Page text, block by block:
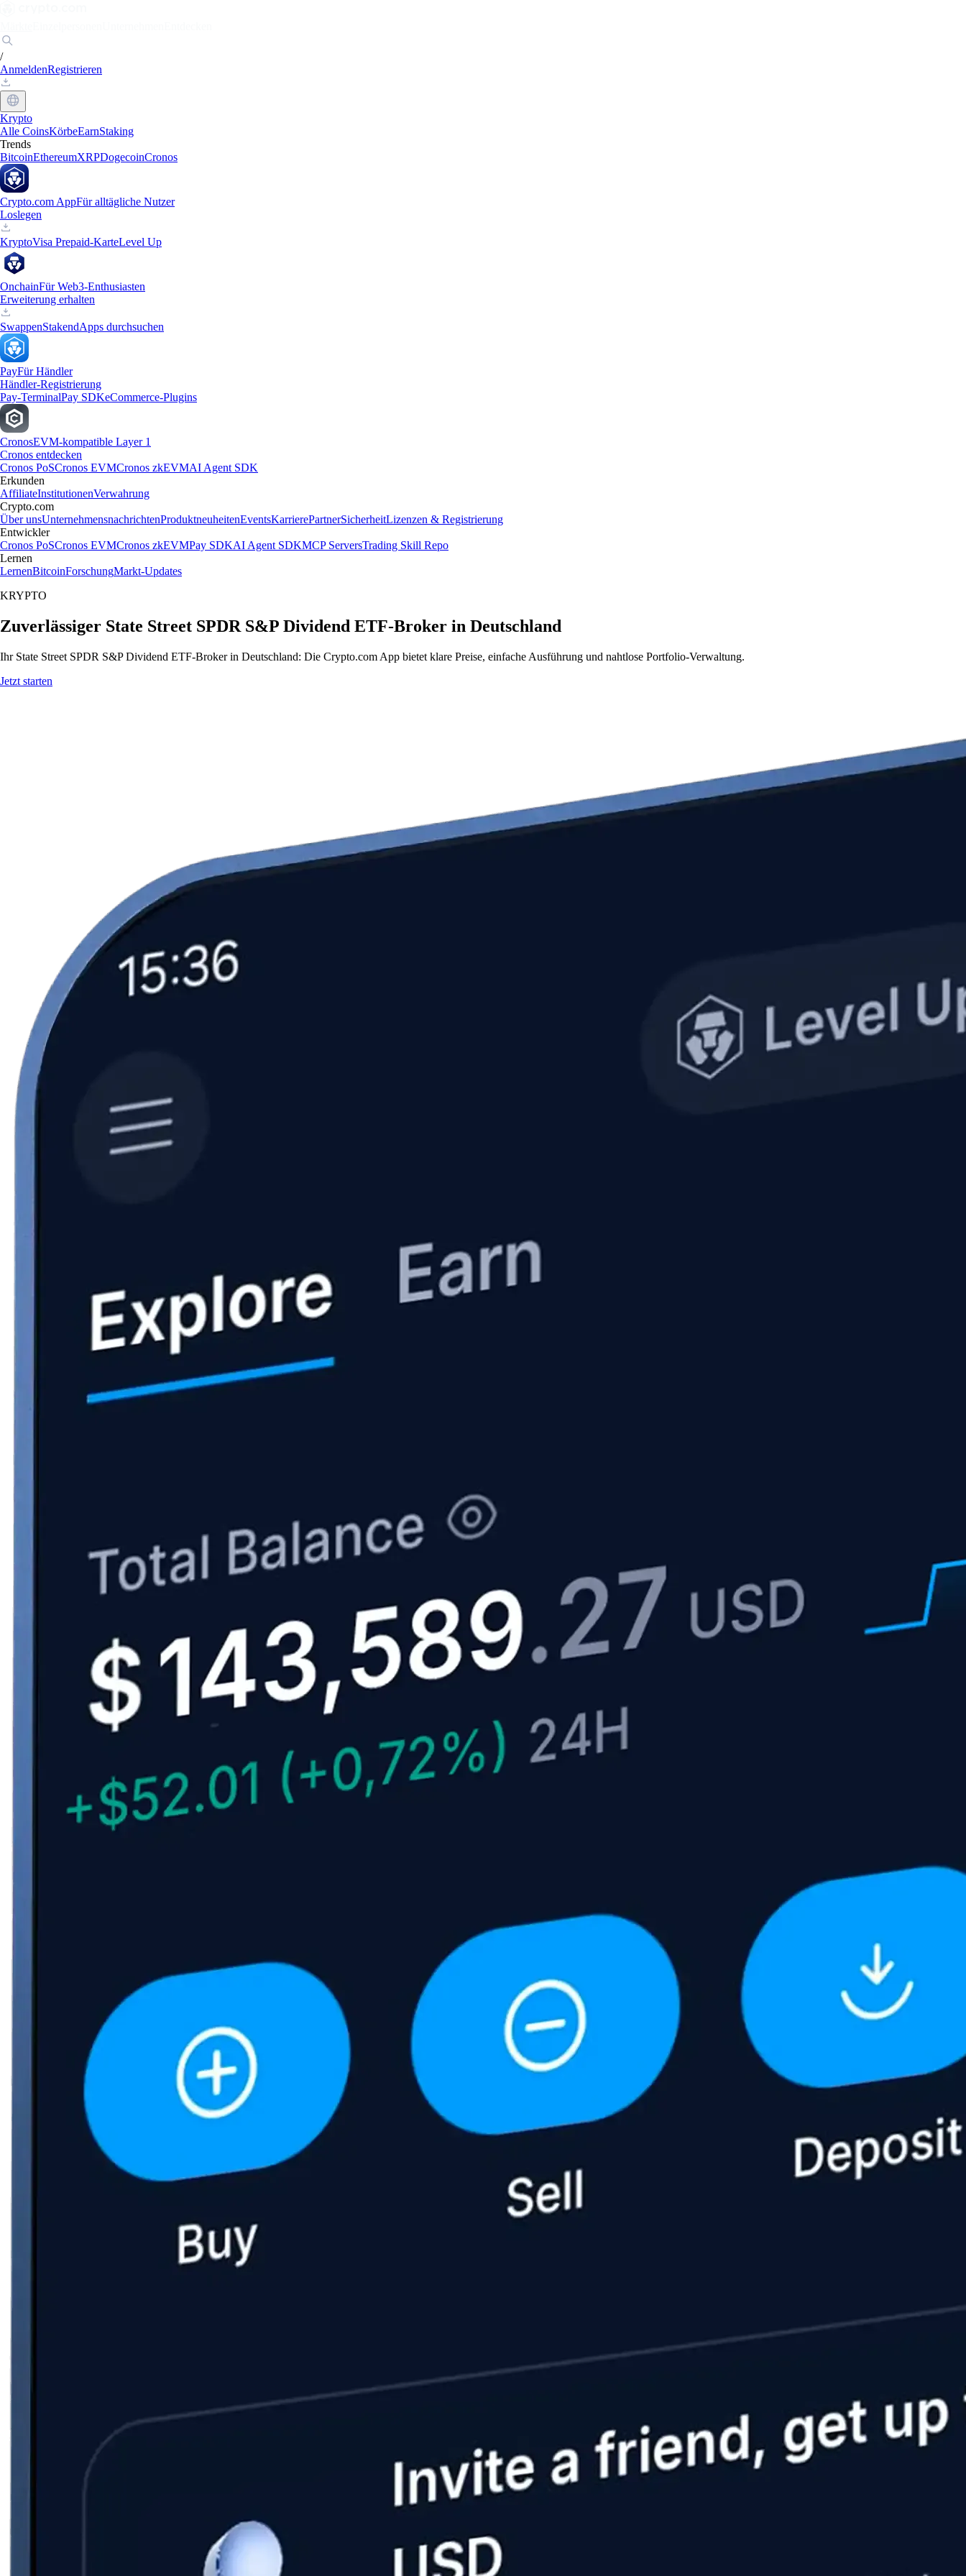
/
AnmeldenRegistrieren
Krypto
Alle CoinsKörbeEarnStaking
Trends
BitcoinEthereumXRPDogecoinCronos
Crypto.com AppFür alltägliche Nutzer
Loslegen
KryptoVisa Prepaid-KarteLevel Up
OnchainFür Web3-Enthusiasten
Erweiterung erhalten
SwappenStakendApps durchsuchen
PayFür Händler
Händler-Registrierung
Pay-TerminalPay SDKeCommerce-Plugins
CronosEVM-kompatible Layer 1
Cronos entdecken
Cronos PoSCronos EVMCronos zkEVMAI Agent SDK
Erkunden
AffiliateInstitutionenVerwahrung
Crypto.com
Über unsUnternehmensnachrichtenProduktneuheitenEventsKarrierePartnerSicherheitLizenzen & Registrierung
Entwickler
Cronos PoSCronos EVMCronos zkEVMPay SDKAI Agent SDKMCP ServersTrading Skill Repo
Lernen
LernenBitcoinForschungMarkt-Updates
KRYPTO
Zuverlässiger State Street SPDR S&P Dividend ETF-Broker in Deutschland
Ihr State Street SPDR S&P Dividend ETF-Broker in Deutschland: Die Crypto.com App bietet klare Preise, einfache Ausführung und nahtlose Portfolio-Verwaltung.
Jetzt starten